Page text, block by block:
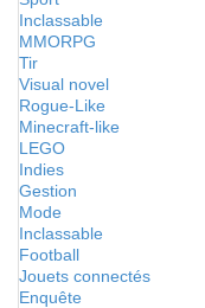
Inclassable
MMORPG
Tir
Visual novel
Rogue-Like
Minecraft-like
LEGO
Indies
Gestion
Mode
Inclassable
Football
Jouets connectés
Enquête